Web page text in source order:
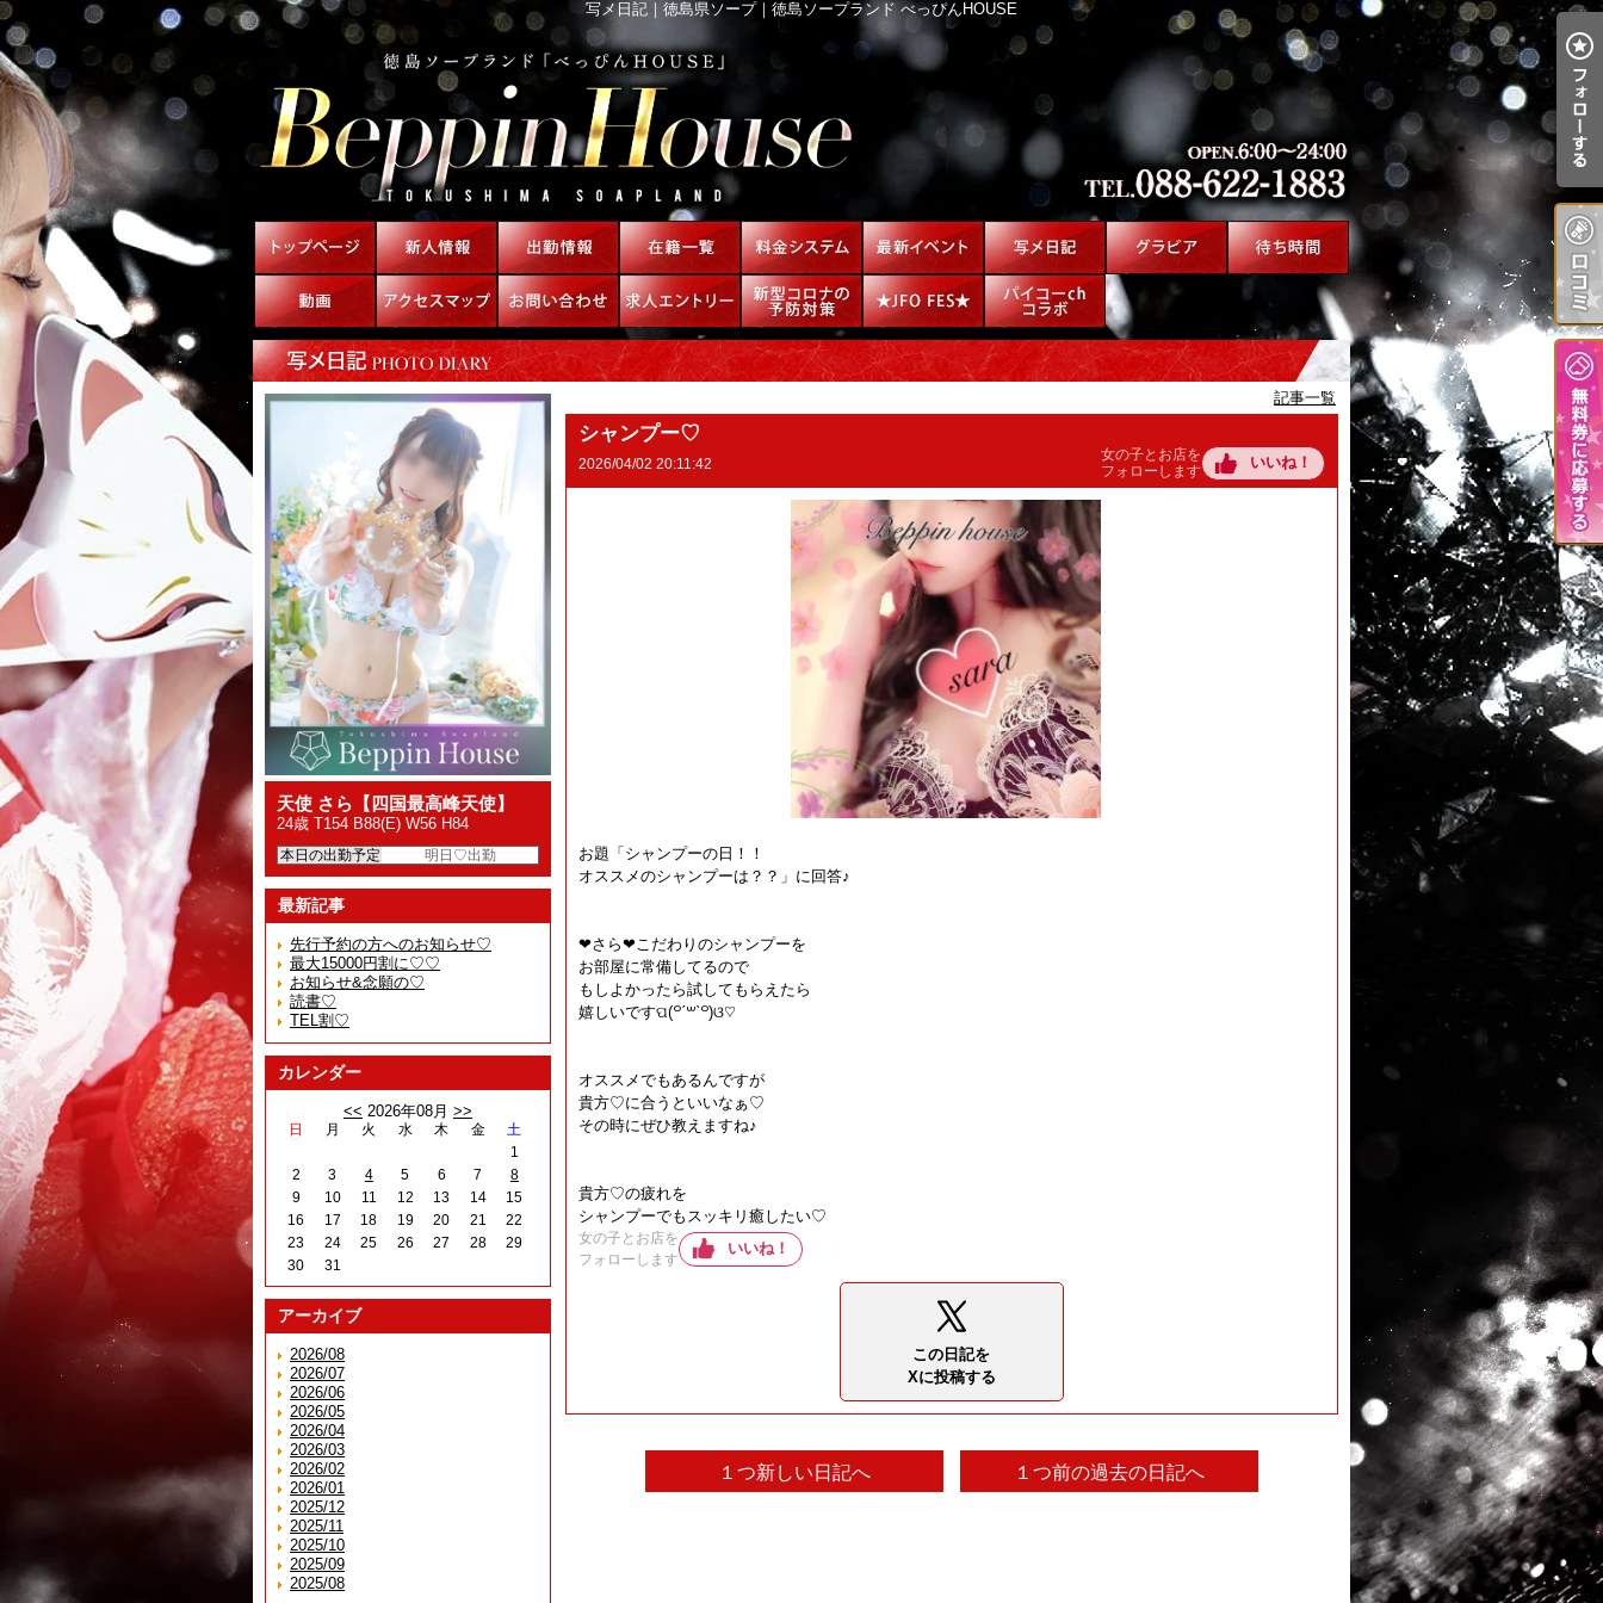
写メ日記｜徳島県ソープ｜徳島ソープランド べっぴんHOUSE
天使 さら【四国最高峰天使】
24歳 T154 B88(E) W56 H84
本日の出勤予定 明日♡出勤
最新記事
先行予約の方へのお知らせ♡
最大15000円割に♡♡
お知らせ&念願の♡
読書♡
TEL割♡
カレンダー
<< 2026年08月 >>
日 月 火 水 木 金
土
1
2
3 4 5 6 7
8
9
10 11 12 13 14
15
16
17 18 19 20 21
22
23
24 25 26 27 28
29
30
31
アーカイブ
2026/08
2026/07
2026/06
2026/05
2026/04
2026/03
2026/02
2026/01
2025/12
2025/11
2025/10
2025/09
2025/08
記事一覧
シャンプー♡
2026/04/02 20:11:42
女の子とお店を
フォローします
いいね！
お題「シャンプーの日！！
オススメのシャンプーは？？」に回答♪
❤︎さら❤︎こだわりのシャンプーを
お部屋に常備してるので
もしよかったら試してもらえたら
嬉しいですପ(꒪ˊ꒳ˋ꒪)ଓ♡
オススメでもあるんですが
貴方♡に合うといいなぁ♡
その時にぜひ教えますね♪
貴方♡の疲れを
シャンプーでもスッキリ癒したい♡
女の子とお店を
フォローします
いいね！
この日記を
Xに投稿する
１つ新しい日記へ １つ前の過去の日記へ